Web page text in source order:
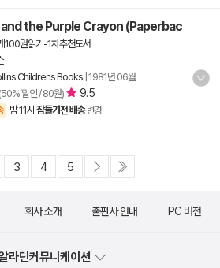
the Purple Crayon (Paperbac
100권읽기-1차추천도서
Childrens Books 1981년 06월
할인 / 80원) 9.5
밤 11시 잠들기전 배송 변경
3 4 5
회사 소개 출판사 안내 PC 버전
라딘커뮤니케이션